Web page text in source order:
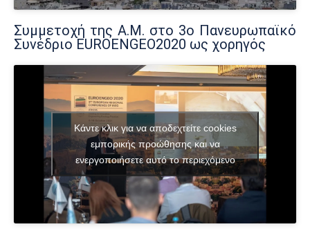
Συμμετοχή της Α.Μ. στο 3ο Πανευρωπαϊκό
Συνέδριο EUROENGEO2020 ως χορηγός
Κάντε κλικ για να αποδεχτείτε cookies
εμπορικής προώθησης και να
ενεργοποιήσετε αυτό το περιεχόμενο